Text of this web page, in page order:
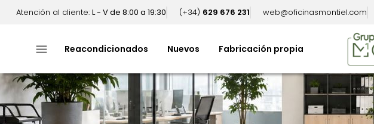
Atención al cliente: L - V de 8:00 a 19:30 (+34) 629 676 231 web@oficinasmontiel.com
menu Reacondicionados Nuevos Fabricación propia